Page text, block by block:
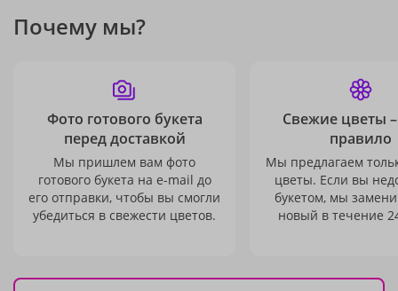
Почему мы?
Фото готового букета
перед доставкой
Мы пришлем вам фото
готового букета на e-mail до
его отправки, чтобы вы смогли
убедиться в свежести цветов.
Свежие цветы
правило
Мы предлагаем
цветы. Если вы
букетом, мы
новый в течение